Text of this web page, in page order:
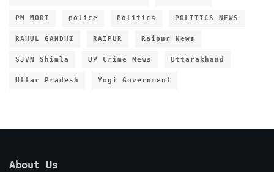
PM MODI police Politics POLITICS NEWS
RAHUL GANDHI RAIPUR Raipur News
SJVN Shimla UP Crime News Uttarakhand
Uttar Pradesh Yogi Government
About Us